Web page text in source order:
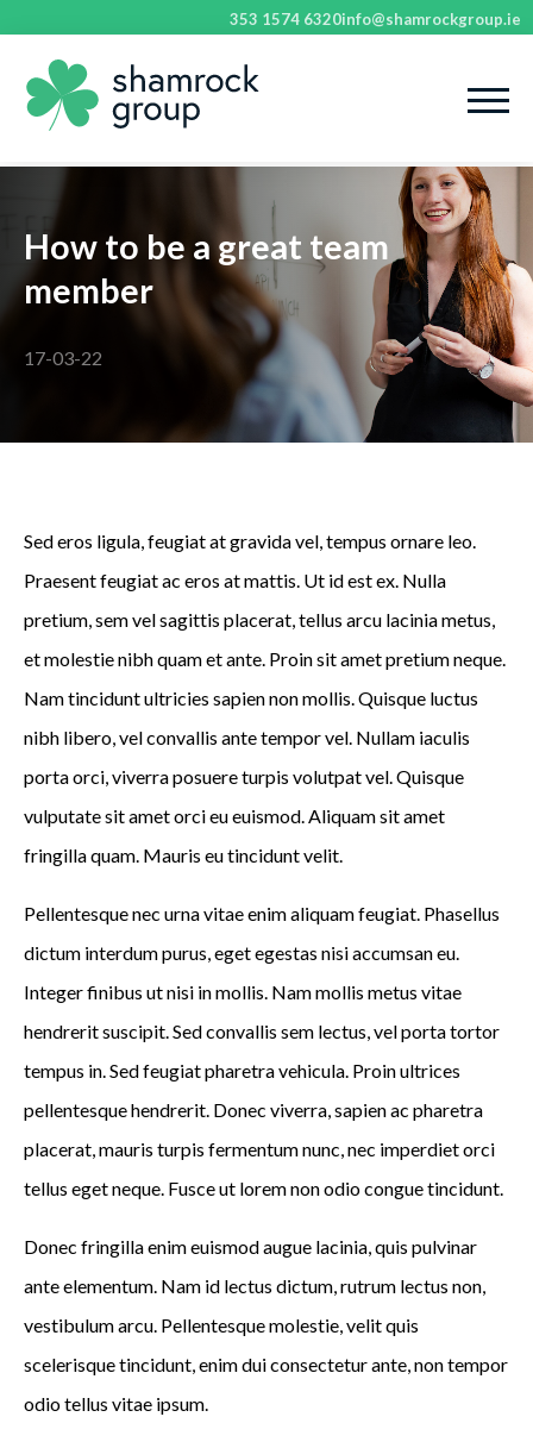
353 1574 6320info@shamrockgroup.ie
How to be a great team
member
17-03-22
Sed eros ligula, feugiat at gravida vel, tempus ornare leo.
Praesent feugiat ac eros at mattis. Ut id est ex. Nulla
pretium, sem vel sagittis placerat, tellus arcu lacinia metus,
et molestie nibh quam et ante. Proin sit amet pretium neque.
Nam tincidunt ultricies sapien non mollis. Quisque luctus
nibh libero, vel convallis ante tempor vel. Nullam iaculis
porta orci, viverra posuere turpis volutpat vel. Quisque
vulputate sit amet orci eu euismod. Aliquam sit amet
fringilla quam. Mauris eu tincidunt velit.
Pellentesque nec urna vitae enim aliquam feugiat. Phasellus
dictum interdum purus, eget egestas nisi accumsan eu.
Integer finibus ut nisi in mollis. Nam mollis metus vitae
hendrerit suscipit. Sed convallis sem lectus, vel porta tortor
tempus in. Sed feugiat pharetra vehicula. Proin ultrices
pellentesque hendrerit. Donec viverra, sapien ac pharetra
placerat, mauris turpis fermentum nunc, nec imperdiet orci
tellus eget neque. Fusce ut lorem non odio congue tincidunt.
Donec fringilla enim euismod augue lacinia, quis pulvinar
ante elementum. Nam id lectus dictum, rutrum lectus non,
vestibulum arcu. Pellentesque molestie, velit quis
scelerisque tincidunt, enim dui consectetur ante, non tempor
odio tellus vitae ipsum.